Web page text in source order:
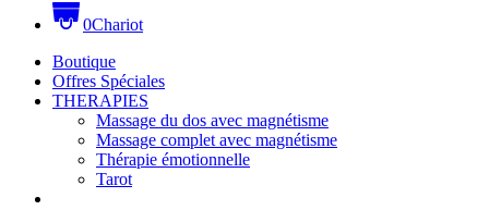
0Chariot
Boutique
Offres Spéciales
THERAPIES
Massage du dos avec magnétisme
Massage complet avec magnétisme
Thérapie émotionnelle
Tarot